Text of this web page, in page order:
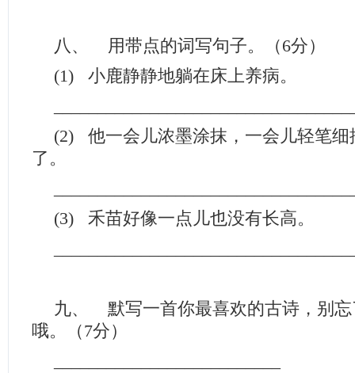
八、 用带点的词写句子。（6分）
(1) 小鹿静静地躺在床上养病。
(2) 他一会儿浓墨涂抹，一会儿轻笔细
了。
(3) 禾苗好像一点儿也没有长高。
九、 默写一首你最喜欢的古诗，别忘
哦。（7分）